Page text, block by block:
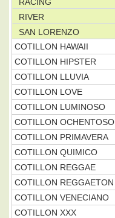
RIVER
SAN LORENZO
COTILLON HAWAII
COTILLON HIPSTER
COTILLON LLUVIA
COTILLON LOVE
COTILLON LUMINOSO
COTILLON OCHENTOSO
COTILLON PRIMAVERA
COTILLON QUIMICO
COTILLON REGGAE
COTILLON REGGAETON
COTILLON VENECIANO
COTILLON XXX